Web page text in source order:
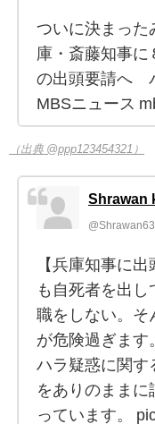
ついに決まった
庫・斎藤知事に
の出頭要請へ
MBSニュース
（出典 @ppp123454321）
Shrawan
【兵庫知事に
も自死者を出
職をしない。そ
が危険過ぎます
ハラ疑惑に関す
をありのままに
っています。